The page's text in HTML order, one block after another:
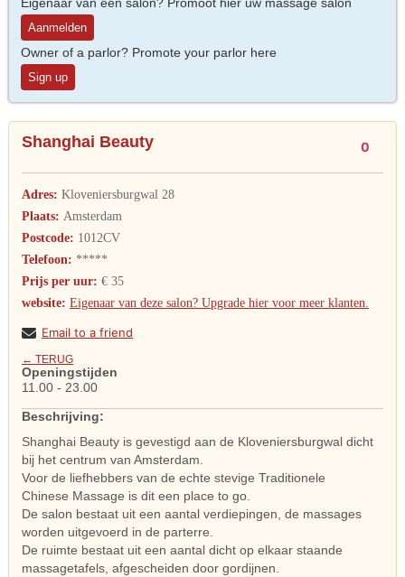
Aanmelden
Owner of a parlor? Promote your parlor here
Sign up
Shanghai Beauty 0
Adres: Kloveniersburgwal 28
Plaats: Amsterdam
Postcode: 1012CV
Telefoon: *****
Prijs per uur: € 35
website: Eigenaar van deze salon? Upgrade hier voor meer klanten.
Email to a friend
← TERUG
Openingstijden
11.00 - 23.00
Beschrijving:
Shanghai Beauty is gevestigd aan de Kloveniersburgwal dicht
bij het centrum van Amsterdam.
Voor de liefhebbers van de echte stevige Traditionele
Chinese Massage is dit een place to go.
De salon bestaat uit een aantal verdiepingen, de massages
worden uitgevoerd in de parterre.
De ruimte bestaat uit een aantal dicht op elkaar staande
massagetafels, afgescheiden door gordijnen.